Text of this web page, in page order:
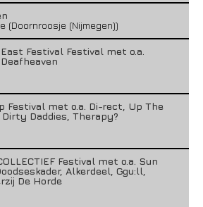
(Doornroosje (Nijmegen))
Festival Festival met o.a.
Festival met o.a. Di-rect, Up The
Daddies, Therapy?
Festival met o.a. Sun
Alkerdeel, Ggu:ll,
De Horde